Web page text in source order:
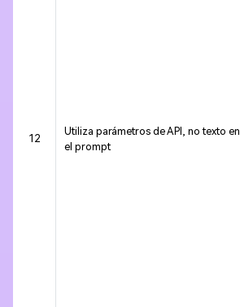
12
Utiliza parámetros de API, no texto en
el prompt